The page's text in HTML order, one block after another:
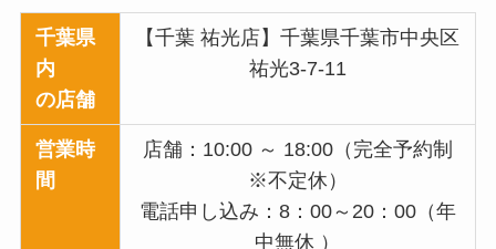
千葉県
内
の店舗
【千葉 祐光店】千葉県千葉市中央区
祐光3-7-11
営業時
間
店舗：10:00 ～ 18:00（完全予約制
※不定休）
電話申し込み：8：00～20：00（年
中無休 ）